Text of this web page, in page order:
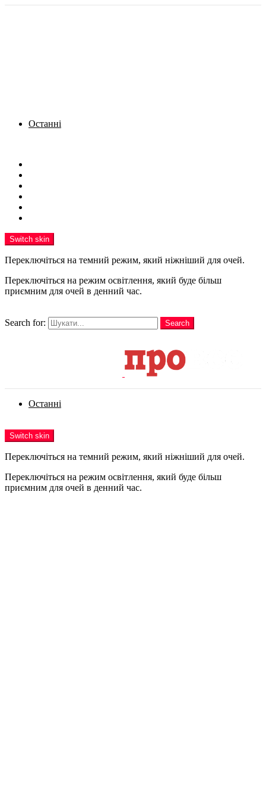
Останні
Switch skin
Переключіться на темний режим, який ніжніший для очей.
Переключіться на режим освітлення, який буде більш
приємним для очей в денний час.
Search for:
Search
Останні
Switch skin
Переключіться на темний режим, який ніжніший для очей.
Переключіться на режим освітлення, який буде більш
приємним для очей в денний час.